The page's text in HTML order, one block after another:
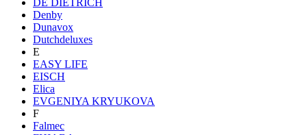
Denby
Dunavox
Dutchdeluxes
E
EASY LIFE
EISCH
Elica
EVGENIYA KRYUKOVA
F
Falmec